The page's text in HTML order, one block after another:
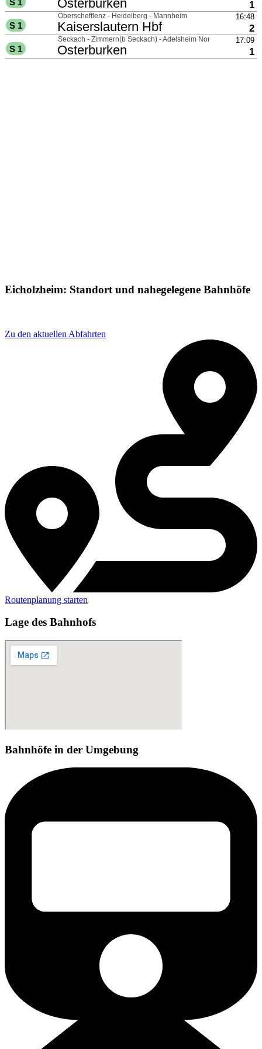
Eicholzheim: Standort und nahegelegene Bahnhöfe
Zu den aktuellen Abfahrten
Routenplanung starten
Lage des Bahnhofs
Bahnhöfe in der Umgebung